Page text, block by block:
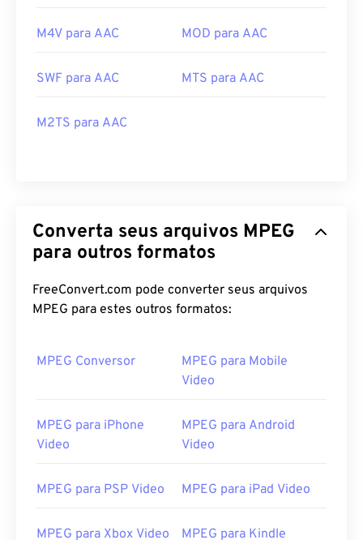
M4V para AAC MOD para AAC
SWF para AAC MTS para AAC
M2TS para AAC
Converta seus arquivos MPEG
para outros formatos
FreeConvert.com pode converter seus arquivos
MPEG para estes outros formatos:
MPEG Conversor
MPEG para Mobile
Video
MPEG para iPhone
Video
MPEG para Android
Video
MPEG para PSP Video MPEG para iPad Video
MPEG para Xbox Video MPEG para Kindle